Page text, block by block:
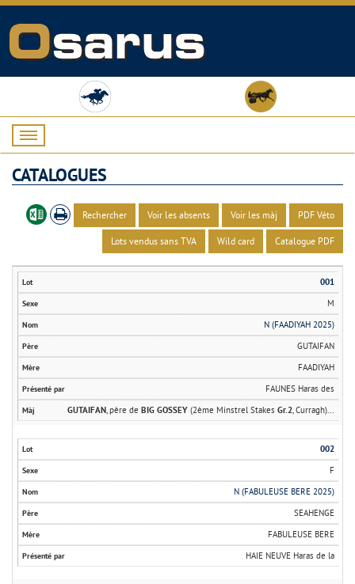
CATALOGUES
Rechercher Voir les absents Voir les màj PDF Véto
Lots vendus sans TVA Wild card Catalogue PDF
001
M
N (FAADIYAH 2025)
GUTAIFAN
FAADIYAH
FAUNES Haras des
GUTAIFAN , père deBIG GOSSEY (2ème Minstrel StakesGr.2 , Curragh)...
002
F
N (FABULEUSE BERE 2025)
SEAHENGE
FABULEUSE BERE
HAIE NEUVE Haras de la